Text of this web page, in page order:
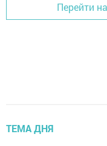
Перейти
ТЕМА ДНЯ